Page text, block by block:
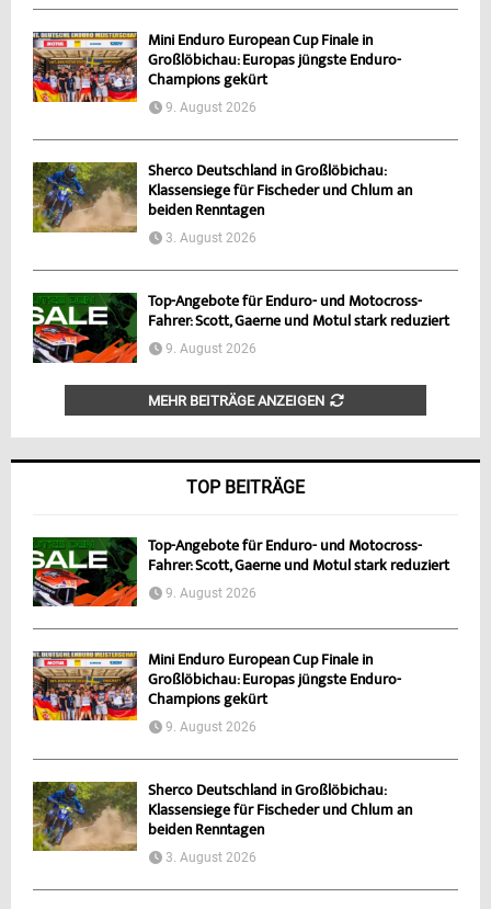
Mini Enduro European Cup Finale in
Großlöbichau: Europas jüngste Enduro-
Champions gekürt
9. August 2026
Sherco Deutschland in Großlöbichau:
Klassensiege für Fischeder und Chlum an
beiden Renntagen
3. August 2026
Top-Angebote für Enduro- und Motocross-
Fahrer: Scott, Gaerne und Motul stark reduziert
9. August 2026
MEHR BEITRÄGE ANZEIGEN
TOP BEITRÄGE
Top-Angebote für Enduro- und Motocross-
Fahrer: Scott, Gaerne und Motul stark reduziert
9. August 2026
Mini Enduro European Cup Finale in
Großlöbichau: Europas jüngste Enduro-
Champions gekürt
9. August 2026
Sherco Deutschland in Großlöbichau:
Klassensiege für Fischeder und Chlum an
beiden Renntagen
3. August 2026